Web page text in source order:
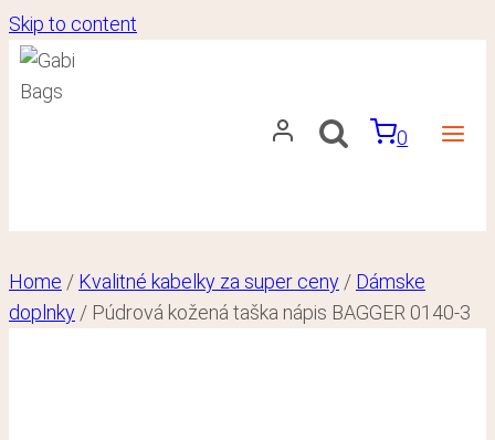
Skip to content
0
Home / Kvalitné kabelky za super ceny / Dámske
doplnky / Púdrová kožená taška nápis BAGGER 0140-3